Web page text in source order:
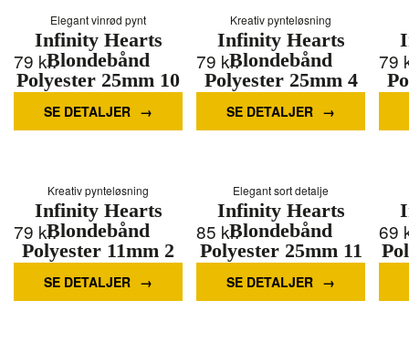
Elegant vinrød pynt
Infinity Hearts
Blondebånd
Polyester 25mm 10
Vinrød - 5m
79 kr.
SE DETALJER
Mere information
Kreativ pynteløsning
Infinity Hearts
Blondebånd
Polyester 25mm 4
Brun - 5m
79 kr.
SE DETALJER
Mere information
79
Kreativ pynteløsning
Infinity Hearts
Blondebånd
Polyester 11mm 2
Ecru - 5m
79 kr.
SE DETALJER
Mere information
Elegant sort detalje
Infinity Hearts
Blondebånd
Polyester 25mm 11
Sort - 5m
85 kr.
SE DETALJER
Mere information
69